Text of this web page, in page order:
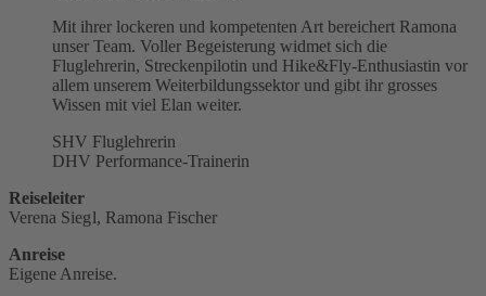
Mit ihrer lockeren und kompetenten Art bereichert Ramona
unser Team. Voller Begeisterung widmet sich die
Fluglehrerin, Streckenpilotin und Hike&Fly-Enthusiastin vor
allem unserem Weiterbildungssektor und gibt ihr grosses
Wissen mit viel Elan weiter.
SHV Fluglehrerin
DHV Performance-Trainerin
Reiseleiter
Verena Siegl, Ramona Fischer
Anreise
Eigene Anreise.